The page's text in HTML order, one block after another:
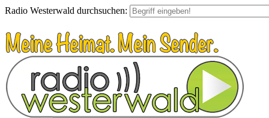
Radio Westerwald durchsuchen: